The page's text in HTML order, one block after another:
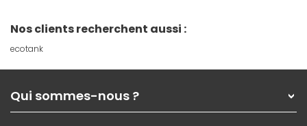
Nos clients recherchent aussi :
ecotank
Qui sommes-nous ?